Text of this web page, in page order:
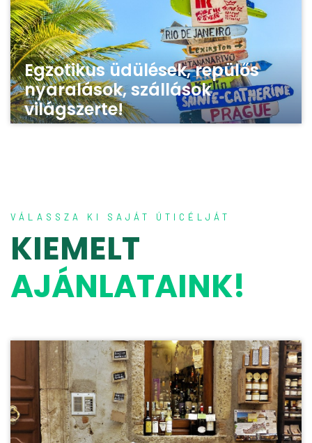
Egzotikus üdülések, repülős
nyaralások, szállások
világszerte!
VÁLASSZA KI SAJÁT ÚTICÉLJÁT
KIEMELT
AJÁNLATAINK!